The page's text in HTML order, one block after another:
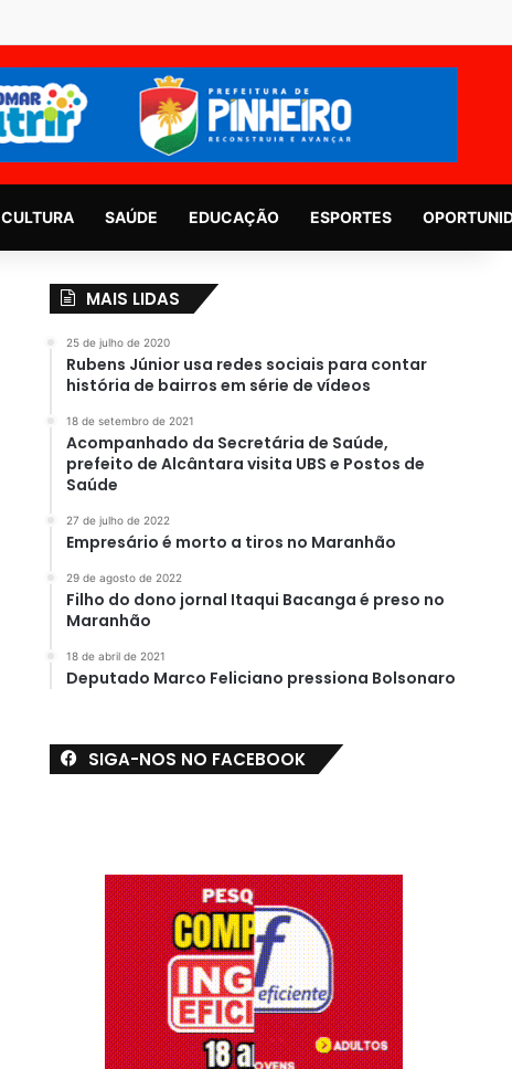
CULTURA SAÚDE EDUCAÇÃO ESPORTES
MAIS LIDAS
25 de julho de 2020
Rubens Júnior usa redes sociais para contar
história de bairros em série de vídeos
18 de setembro de 2021
Acompanhado da Secretária de Saúde,
prefeito de Alcântara visita UBS e Postos de
Saúde
27 de julho de 2022
Empresário é morto a tiros no Maranhão
29 de agosto de 2022
Filho do dono jornal Itaqui Bacanga é preso no
Maranhão
18 de abril de 2021
Deputado Marco Feliciano pressiona Bolsonaro
SIGA-NOS NO FACEBOOK